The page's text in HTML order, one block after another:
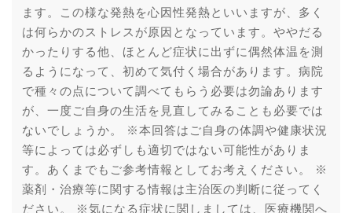
ます。この様な発熱を心因性発熱といいますが、多く
は何らかのストレスが原因となっています。ややだる
かったりする他、ほとんど症状に出ずに偶然体温を測
るようになって、初めて気付く場合があります。病院
で種々の点について調べてもらう必要は勿論あります
が、一度ご自身の生活を見直してみることも必要では
ないでしょうか。 ※本回答はご自身の体調や健康状況
等によっては必ずしも適切ではない可能性がありま
す。あくまでもご参考情報としてお考えください。 ※
薬剤・治療等に関する情報は主治医の判断に従ってく
ださい。 ※気になる症状に関しましては、医療機関へ